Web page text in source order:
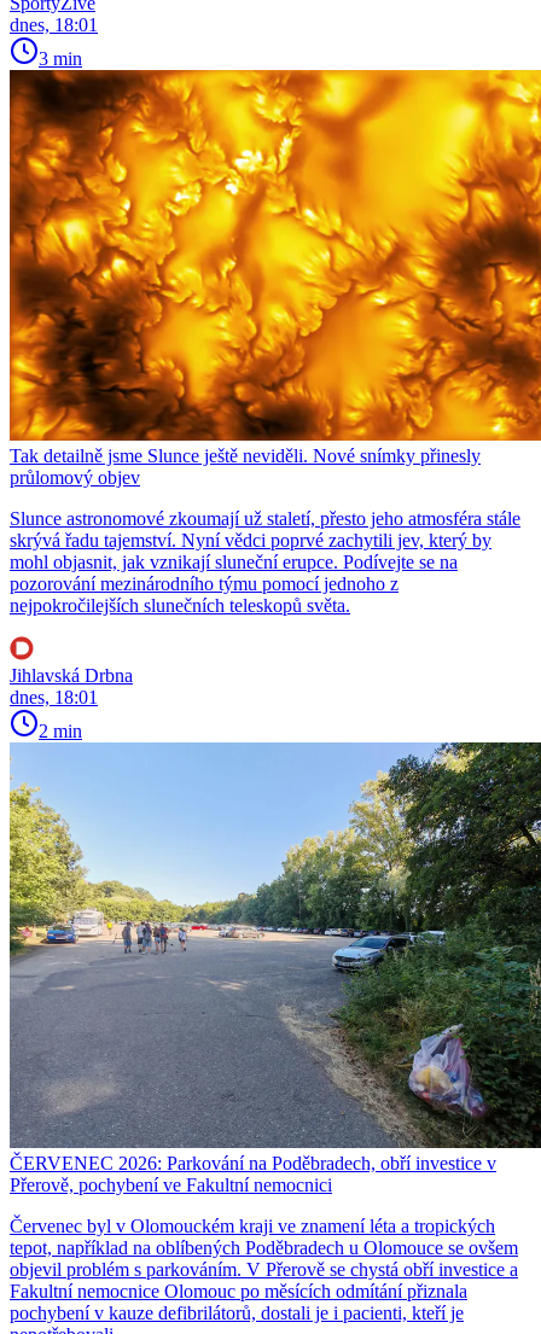
dnes, 18:01
3 min
Tak detailně jsme Slunce ještě neviděli. Nové snímky přinesly
průlomový objev
Slunce astronomové zkoumají už staletí, přesto jeho atmosféra stále
skrývá řadu tajemství. Nyní vědci poprvé zachytili jev, který by
mohl objasnit, jak vznikají sluneční erupce. Podívejte se na
pozorování mezinárodního týmu pomocí jednoho z
nejpokročilejších slunečních teleskopů světa.
Jihlavská Drbna
dnes, 18:01
2 min
ČERVENEC 2026: Parkování na Poděbradech, obří investice v
Přerově, pochybení ve Fakultní nemocnici
Červenec byl v Olomouckém kraji ve znamení léta a tropických
tepot, například na oblíbených Poděbradech u Olomouce se ovšem
objevil problém s parkováním. V Přerově se chystá obří investice a
Fakultní nemocnice Olomouc po měsících odmítání přiznala
pochybení v kauze defibrilátorů, dostali je i pacienti, kteří je